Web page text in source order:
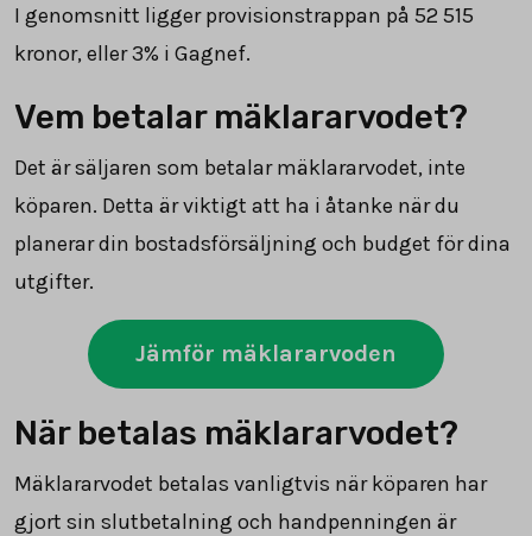
I genomsnitt ligger provisionstrappan på 52 515
kronor, eller 3% i Gagnef.
Vem betalar mäklararvodet?
Det är säljaren som betalar mäklararvodet, inte
köparen. Detta är viktigt att ha i åtanke när du
planerar din bostadsförsäljning och budget för dina
utgifter.
Jämför mäklararvoden
När betalas mäklararvodet?
Mäklararvodet betalas vanligtvis när köparen har
gjort sin slutbetalning och handpenningen är